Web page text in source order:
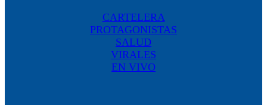
CARTELERA
PROTAGONISTAS
SALUD
VIRALES
EN VIVO